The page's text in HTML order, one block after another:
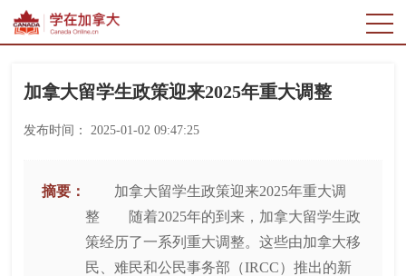
加拿大留学生政策迎来2025年重大调整
发布时间： 2025-01-02 09:47:25
摘要：
加拿大留学生政策迎来2025年重大调
整 随着2025年的到来，加拿大留学生政
策经历了一系列重大调整。这些由加拿大移
民、难民和公民事务部（IRCC）推出的新